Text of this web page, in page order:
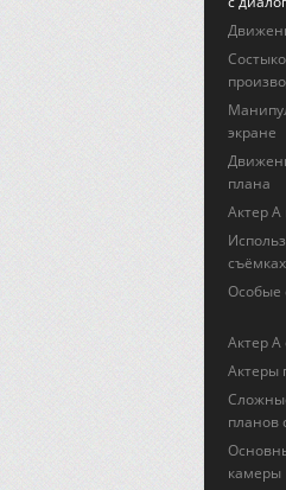
экране
плана
Актер А
Особые
Актер А
Актеры
планов
камеры